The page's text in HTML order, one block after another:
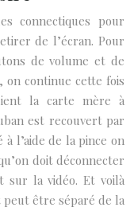
connectiques pour
de l’écran. Pour
de volume et de
on continue cette fois
la carte mère à
est recouvert par
l’aide de la pince on
doit déconnecter
sur la vidéo. Et voilà
être séparé de la